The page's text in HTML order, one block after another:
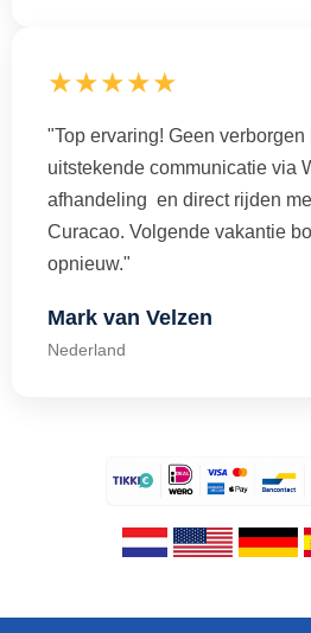
★★★★★
"Top ervaring! Geen verborgen
uitstekende communicatie via
afhandeling en direct rijden
Curacao. Volgende vakantie
opnieuw."
Mark van Velzen
Nederland